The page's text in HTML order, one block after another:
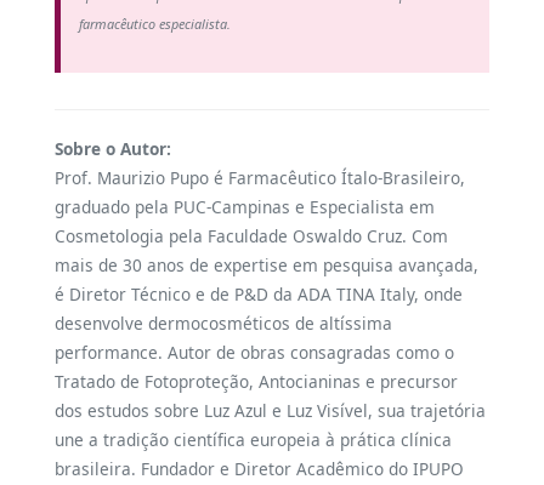
farmacêutico especialista.
Sobre o Autor:
Prof. Maurizio Pupo é Farmacêutico Ítalo-Brasileiro,
graduado pela PUC-Campinas e Especialista em
Cosmetologia pela Faculdade Oswaldo Cruz. Com
mais de 30 anos de expertise em pesquisa avançada,
é Diretor Técnico e de P&D da ADA TINA Italy, onde
desenvolve dermocosméticos de altíssima
performance. Autor de obras consagradas como o
Tratado de Fotoproteção, Antocianinas e precursor
dos estudos sobre Luz Azul e Luz Visível, sua trajetória
une a tradição científica europeia à prática clínica
brasileira. Fundador e Diretor Acadêmico do IPUPO